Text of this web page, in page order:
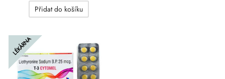
Přidat do košíku
LÉKÁRNA